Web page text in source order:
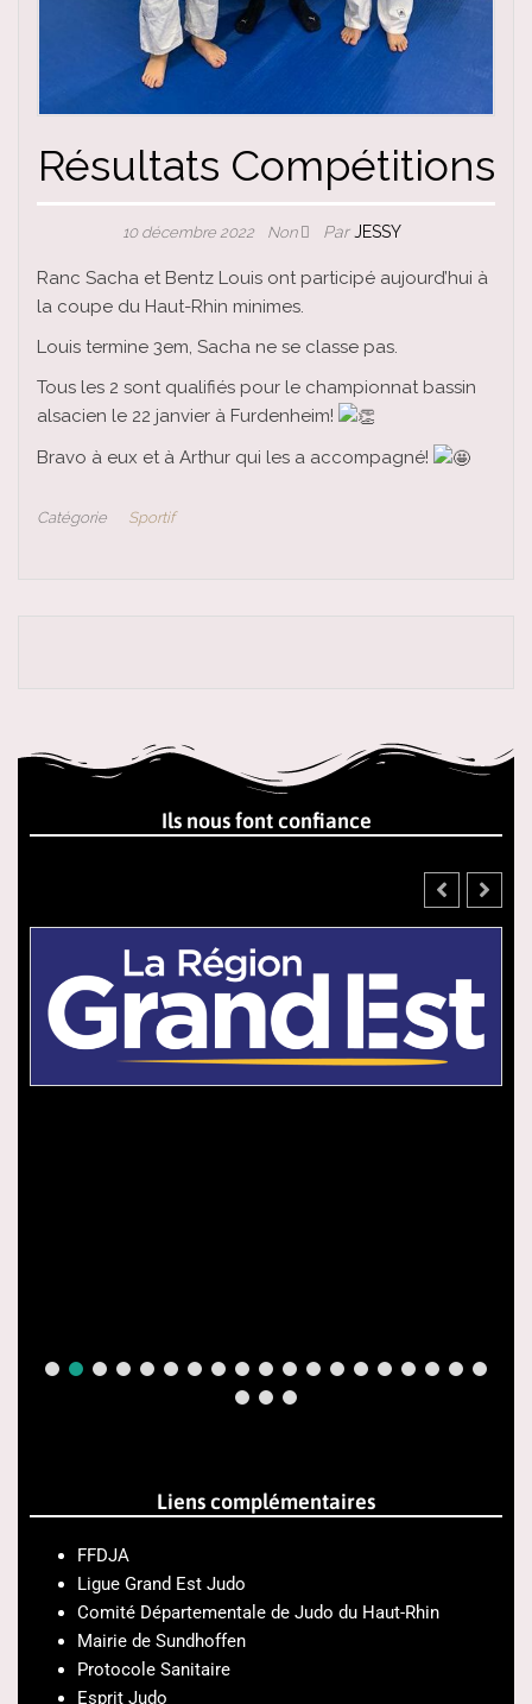
Résultats Compétitions
10 décembre 2022 Non ParJESSY
Ranc Sacha et Bentz Louis ont participé aujourd’hui à
la coupe du Haut-Rhin minimes.
Louis termine 3em, Sacha ne se classe pas.
Tous les 2 sont qualifiés pour le championnat bassin
alsacien le 22 janvier à Furdenheim!
Bravo à eux et à Arthur qui les a accompagné!
Catégorie Sportif
Ils nous font confiance
Liens complémentaires
FFDJA
Ligue Grand Est Judo
Comité Départementale de Judo du Haut-Rhin
Mairie de Sundhoffen
Protocole Sanitaire
Esprit Judo